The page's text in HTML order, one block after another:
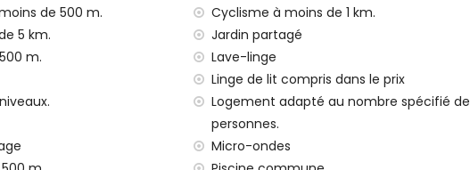
inclus dans le prix de location de l'appartement
et service d'urgence 24h/24
avec supplément
de 500 m.
Cyclisme à moins de 1 km.
5 km.
Jardin partagé
m.
Lave-linge
Linge de lit compris dans le prix
Logement adapté au nombre spécifié de
personnes.
Micro-ondes